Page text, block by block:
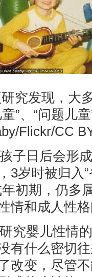
究发现，大
”、“问题儿
Flickr/CC
子日后会形
3岁时被归入“
初期，仍多
情和成人性
究婴儿性情
有什么密切
改变，尽管